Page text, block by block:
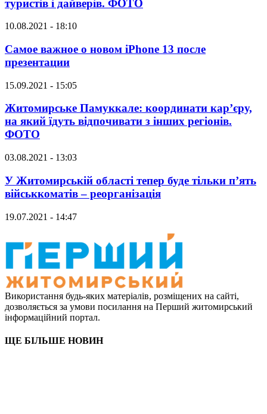
туристів і дайверів. ФОТО
10.08.2021 - 18:10
Самое важное о новом iPhone 13 после
презентации
15.09.2021 - 15:05
Житомирське Памуккале: координати кар’єру,
на який їдуть відпочивати з інших регіонів.
ФОТО
03.08.2021 - 13:03
У Житомирській області тепер буде тільки п’ять
військкоматів – реорганізація
19.07.2021 - 14:47
Використання будь-яких матеріалів, розміщених на сайті,
дозволяється за умови посилання на Перший житомирський
інформаційний портал.
ЩЕ БІЛЬШЕ НОВИН